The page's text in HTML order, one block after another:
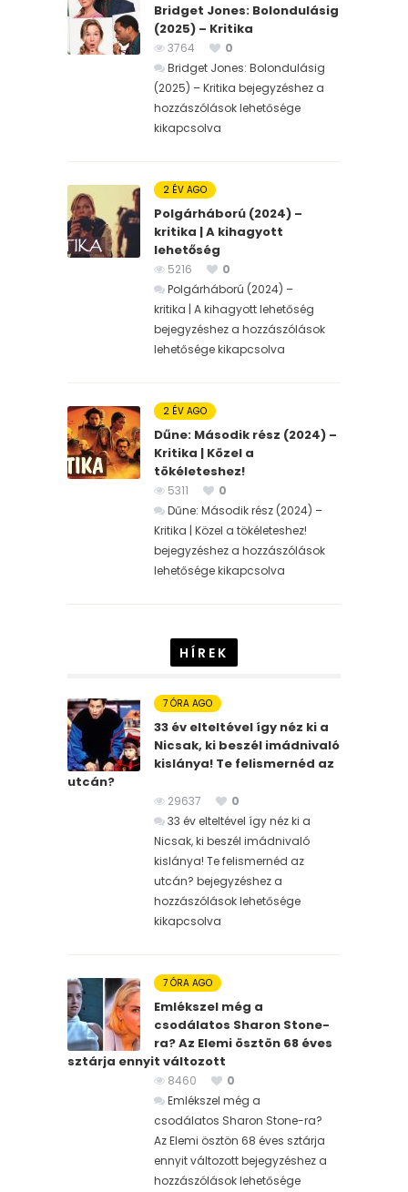
Bridget Jones: Bolondulásig
(2025) – Kritika
3764
0
Bridget Jones: Bolondulásig
(2025) – Kritika bejegyzéshez a
hozzászólások lehetősége
kikapcsolva
2 ÉV AGO
Polgárháború (2024) –
kritika | A kihagyott
lehetőség
5216
0
Polgárháború (2024) –
kritika | A kihagyott lehetőség
bejegyzéshez a hozzászólások
lehetősége kikapcsolva
2 ÉV AGO
Dűne: Második rész (2024) –
Kritika | Közel a
tökéleteshez!
5311
0
Dűne: Második rész (2024) –
Kritika | Közel a tökéleteshez!
bejegyzéshez a hozzászólások
lehetősége kikapcsolva
HÍREK
7 ÓRA AGO
33 év elteltével így néz ki a
Nicsak, ki beszél imádnivaló
kislánya! Te felismernéd az
utcán?
29637
0
33 év elteltével így néz ki a
Nicsak, ki beszél imádnivaló
kislánya! Te felismernéd az
utcán? bejegyzéshez a
hozzászólások lehetősége
kikapcsolva
7 ÓRA AGO
Emlékszel még a
csodálatos Sharon Stone-
ra? Az Elemi ösztön 68 éves
sztárja ennyit változott
8460
0
Emlékszel még a
csodálatos Sharon Stone-ra?
Az Elemi ösztön 68 éves sztárja
ennyit változott bejegyzéshez a
hozzászólások lehetősége